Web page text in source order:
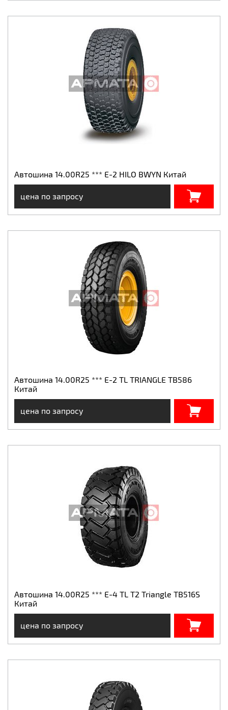
Автошина 14.00R25 *** E-2 HILO BWYN Китай
цена по запросу
Автошина 14.00R25 *** E-2 TL TRIANGLE TB586
Китай
цена по запросу
Автошина 14.00R25 *** E-4 TL T2 Triangle TB516S
Китай
цена по запросу